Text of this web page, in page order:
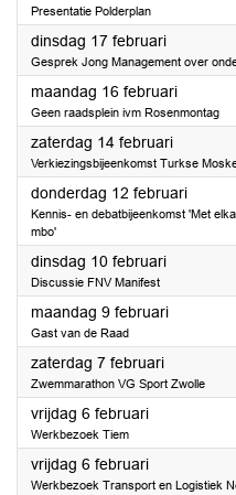
Presentatie Polderplan
dinsdag 17 februari2026
Gesprek Jong Management over
maandag 16 februari2026
Geen raadsplein ivm Rosenmontag
zaterdag 14 februari2026
Verkiezingsbijeenkomst Turkse
donderdag 12 februari2026
Kennis- en debatbijeenkomst 'Met
mbo'
dinsdag 10 februari2026
Discussie FNV Manifest
maandag 9 februari2026
Gast van de Raad
zaterdag 7 februari2026
Zwemmarathon VG Sport Zwolle
vrijdag 6 februari2026
Werkbezoek Tiem
vrijdag 6 februari2026
Werkbezoek Transport en Logistiek